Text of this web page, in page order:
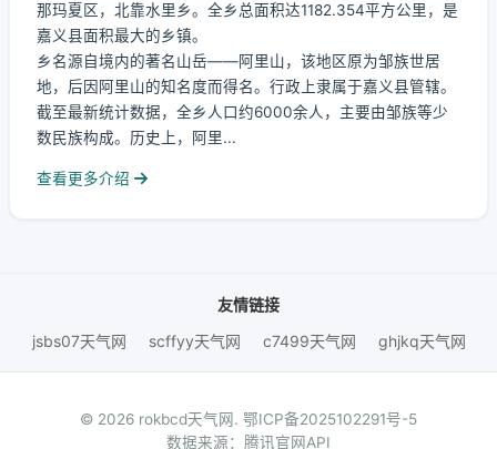
那玛夏区，北靠水里乡。全乡总面积达1182.354平方公里，是
嘉义县面积最大的乡镇。
乡名源自境内的著名山岳——阿里山，该地区原为邹族世居
地，后因阿里山的知名度而得名。行政上隶属于嘉义县管辖。
截至最新统计数据，全乡人口约6000余人，主要由邹族等少
数民族构成。历史上，阿里...
查看更多介绍
友情链接
jsbs07天气网
scffyy天气网 c7499天气网 ghjkq天气网
© 2026 rokbcd天气网. 鄂ICP备2025102291号-5
数据来源：腾讯官网API